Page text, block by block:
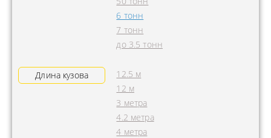
6 тонн
7 тонн
до 3.5 тонн
Длина кузова
12.5 м
12 м
3 метра
4.2 метра
4 метра